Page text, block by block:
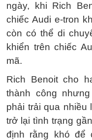
ngày, khi Rich
chiếc Audi e-tron
còn có thể di
khiển trên chiếc
mã.
Rich Benoit cho
thành công
phải trải qua nhiều
trở lại tình trạng
định rằng khó để